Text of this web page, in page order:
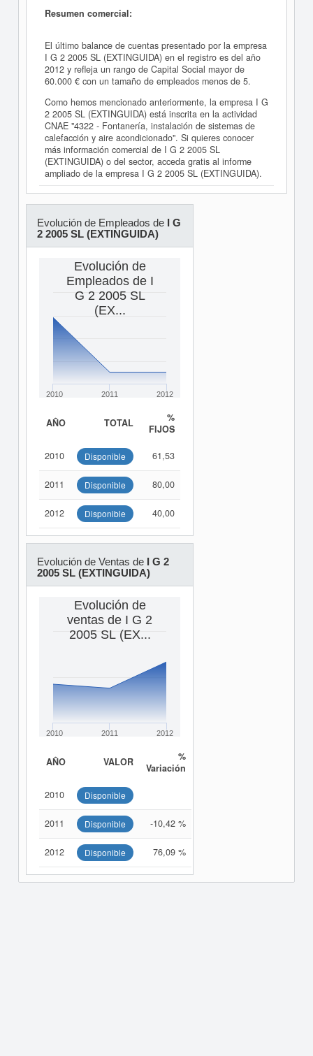
Resumen comercial:
El último balance de cuentas presentado por la empresa
I G 2 2005 SL (EXTINGUIDA) en el registro es del año
2012 y refleja un rango de Capital Social mayor de
60.000 € con un tamaño de empleados menos de 5.
Como hemos mencionado anteriormente, la empresa I G
2 2005 SL (EXTINGUIDA) está inscrita en la actividad
CNAE "4322 - Fontanería, instalación de sistemas de
calefacción y aire acondicionado". Si quieres conocer
más información comercial de I G 2 2005 SL
(EXTINGUIDA) o del sector, acceda gratis al informe
ampliado de la empresa I G 2 2005 SL (EXTINGUIDA).
Evolución de Empleados de I G
2 2005 SL (EXTINGUIDA)
Evolución de
Empleados de I
G 2 2005 SL
(EX...
2010 2011 2012
AÑO TOTAL
%
FIJOS
2010 Disponible 61,53
2011 Disponible 80,00
2012 Disponible 40,00
Evolución de Ventas de I G 2
2005 SL (EXTINGUIDA)
Evolución de
ventas de I G 2
2005 SL (EX...
2010 2011 2012
AÑO VALOR
%
Variación
2010 Disponible
2011 Disponible -10,42 %
2012 Disponible 76,09 %